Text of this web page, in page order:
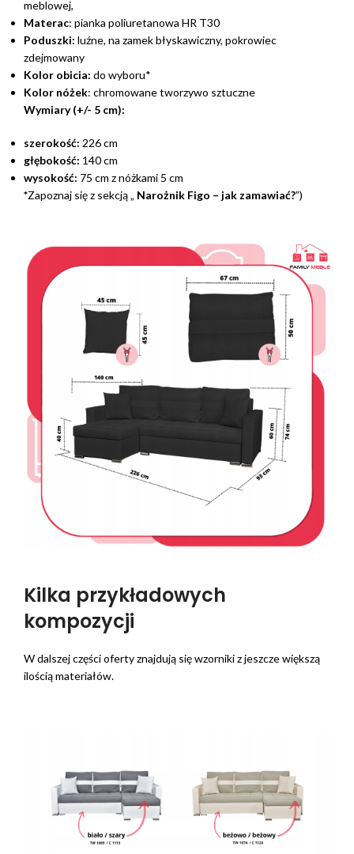
meblowej,
Materac: pianka poliuretanowa HR T30
Poduszki: luźne, na zamek błyskawiczny, pokrowiec
zdejmowany
Kolor obicia: do wyboru*
Kolor nóżek: chromowane tworzywo sztuczne
Wymiary (+/- 5 cm):
szerokość: 226 cm
głębokość: 140 cm
wysokość: 75 cm z nóżkami 5 cm
*Zapoznaj się z sekcją „ Narożnik Figo – jak zamawiać?”)
Kilka przykładowych
kompozycji
W dalszej części oferty znajdują się wzorniki z jeszcze większą
ilością materiałów.